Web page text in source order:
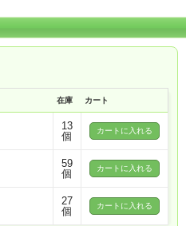
在庫 カート
13
個
59
個
27
個